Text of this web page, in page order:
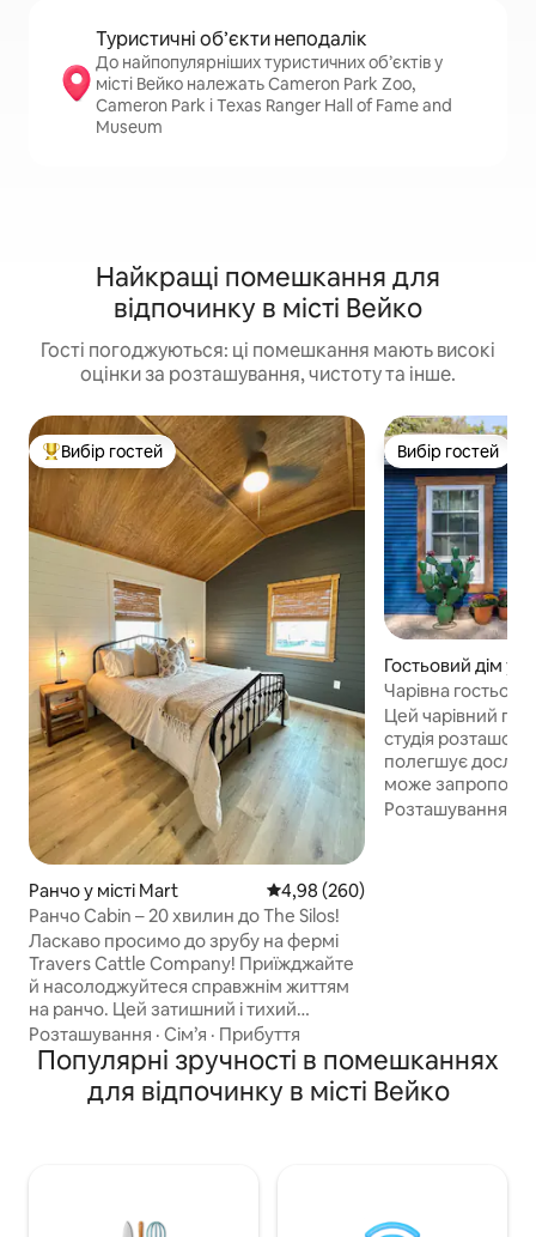
Туристичні об’єкти неподалік
До найпопулярніших туристичних об’єктів у
місті Вейко належать Cameron Park Zoo,
Cameron Park і Texas Ranger Hall of Fame and
Museum
Найкращі помешкання для
відпочинку в місті Вейко
Гості погоджуються: ці помешкання мають високі
оцінки за розташування, чистоту та інше.
Топ вибір гостей
Вибір гостей
Ранчо у місті Mart Середня оцінка: 4,98 з 5,
4,98 (260)
Ранчо Cabin – 20 хвилин до The Silos!
Ласкаво просимо до зрубу на фермі
Travers Cattle Company! Приїжджайте
й насолоджуйтеся справжнім життям
на ранчо. Цей затишний і тихий
затишний куточок просторий, з
можливістю оренди конюшень для
коней та паркуванням для причепів.
Потрібно більше місця? Забронюйте
Розташування · Сім’я · Прибуття
Вибір гостей
Вибір гостей
Гостьовий дім у
Чарівна гостьова
центрі Вако
Цей чарівний
студія
полегшує
може
Насолоджуйтеся
хвилин до ринку
хвилин до парку
хвилин до
Розташування
Популярні зручності в помешканнях
для відпочинку в місті Вейко